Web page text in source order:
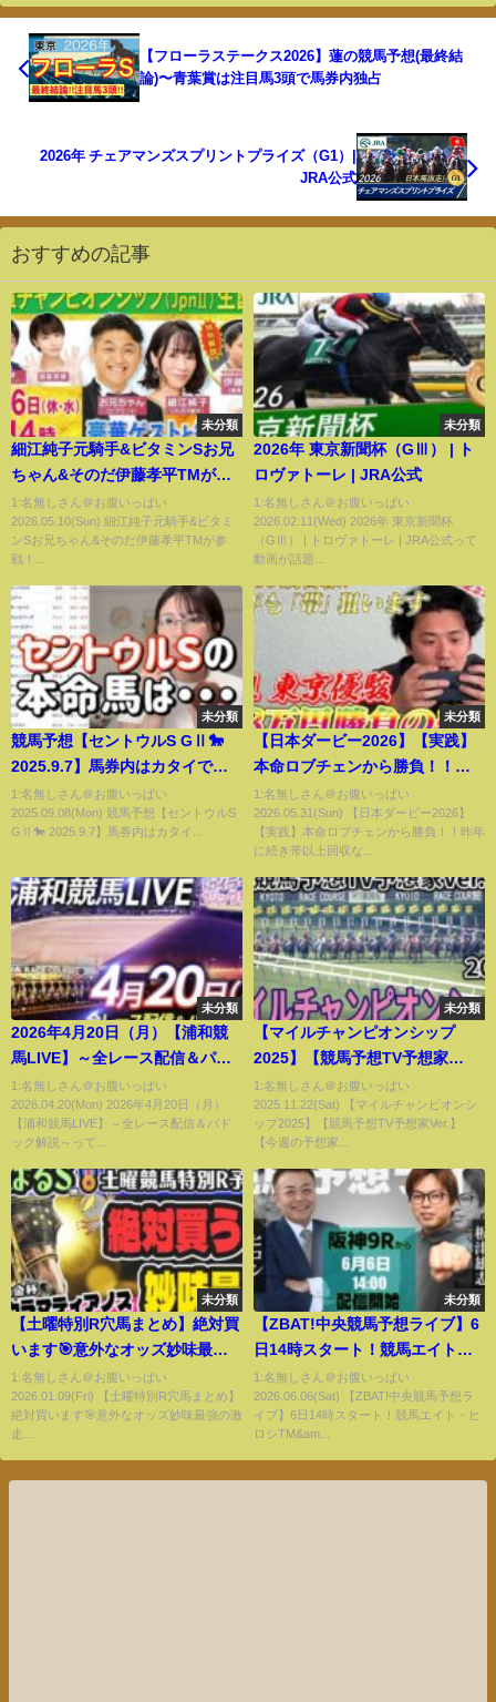
【フローラステークス2026】蓮の競馬予想(最終結
論)〜青葉賞は注目馬3頭で馬券内独占
2026年 チェアマンズスプリントプライズ（G1）|
JRA公式
おすすめの記事
未分類
細江純子元騎手&ビタミンSお兄
ちゃん&そのだ伊藤孝平TMが参
戦！第２７回兵庫チャンピオン
シップ（JpnⅡ）「生」配信
1:名無しさん＠お腹いっぱい
2026.05.10(Sun) 細江純子元騎手&ビタミ
ンSお兄ちゃん&そのだ伊藤孝平TMが参
戦！...
未分類
2026年 東京新聞杯（GⅢ） | ト
ロヴァトーレ | JRA公式
1:名無しさん＠お腹いっぱい
2026.02.11(Wed) 2026年 東京新聞杯
（GⅢ） | トロヴァトーレ | JRA公式って
動画が話題...
未分類
競馬予想【セントウルS GⅡ🐎
2025.9.7】馬券内はカタイでし
ょう！開幕週なら本命はこの
馬！
1:名無しさん＠お腹いっぱい
2025.09.08(Mon) 競馬予想【セントウルS
GⅡ🐎 2025.9.7】馬券内はカタイ...
未分類
【日本ダービー2026】【実践】
本命ロブチェンから勝負！！昨
年に続き帯以上回収なるか？？
1:名無しさん＠お腹いっぱい
2026.05.31(Sun) 【日本ダービー2026】
【実践】本命ロブチェンから勝負！！昨年
に続き帯以上回収な...
未分類
2026年4月20日（月）【浦和競
馬LIVE】～全レース配信＆パド
ック解説～
1:名無しさん＠お腹いっぱい
2026.04.20(Mon) 2026年4月20日（月）
【浦和競馬LIVE】～全レース配信＆パド
ック解説～って...
未分類
【マイルチャンピオンシップ
2025】【競馬予想TV予想家
Ver.】【今週の予想家】市丸博司
さん/水上学さん/井内利彰さん/小
林弘明さん/夏目耕四郎さん/松本
ト！ #3865
1:名無しさん＠お腹いっぱい
2025.11.22(Sat) 【マイルチャンピオンシ
ップ2025】【競馬予想TV予想家Ver.】
【今週の予想家...
未分類
【土曜特別R穴馬まとめ】絶対買
います🎯意外なオッズ妙味最強
の激走候補リスト【競馬予想
2025】
1:名無しさん＠お腹いっぱい
2026.01.09(Fri) 【土曜特別R穴馬まとめ】
絶対買います🎯意外なオッズ妙味最強の激
走...
未分類
【ZBAT!中央競馬予想ライブ】6
日14時スタート！競馬エイト・
ヒロシTM&サンケイスポーツ・
板津記者が出演！
1:名無しさん＠お腹いっぱい
2026.06.06(Sat) 【ZBAT!中央競馬予想ラ
イブ】6日14時スタート！競馬エイト・ヒ
ロシTM&am...